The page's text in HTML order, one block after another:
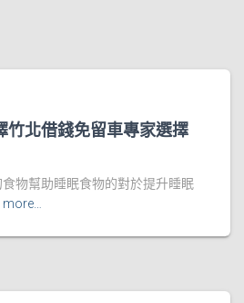
竹北借錢免留車專家選擇
物幫助睡眠食物的對於提升睡眠